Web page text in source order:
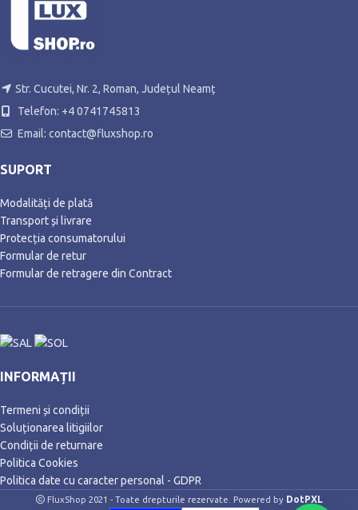
Str. Cucutei, Nr. 2, Roman, Județul Neamț
Telefon: +4 0741745813
Email: contact@fluxshop.ro
SUPORT
Modalități de plată
Transport și livrare
Protecția consumatorului
Formular de retur
Formular de retragere din Contract
INFORMAȚII
Termeni și condiții
Soluționarea litigiilor
Condiții de returnare
Politica Cookies
Politica date cu caracter personal - GDPR
FluxShop 2021 - Toate drepturile rezervate. Powered by DotPXL